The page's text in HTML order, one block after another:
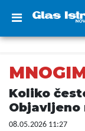
Koliko
Objavljeno
08.05.2026 11:27